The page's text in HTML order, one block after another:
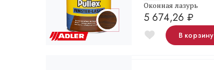
Оконная лазурь
5 674,26 ₽
В корзину